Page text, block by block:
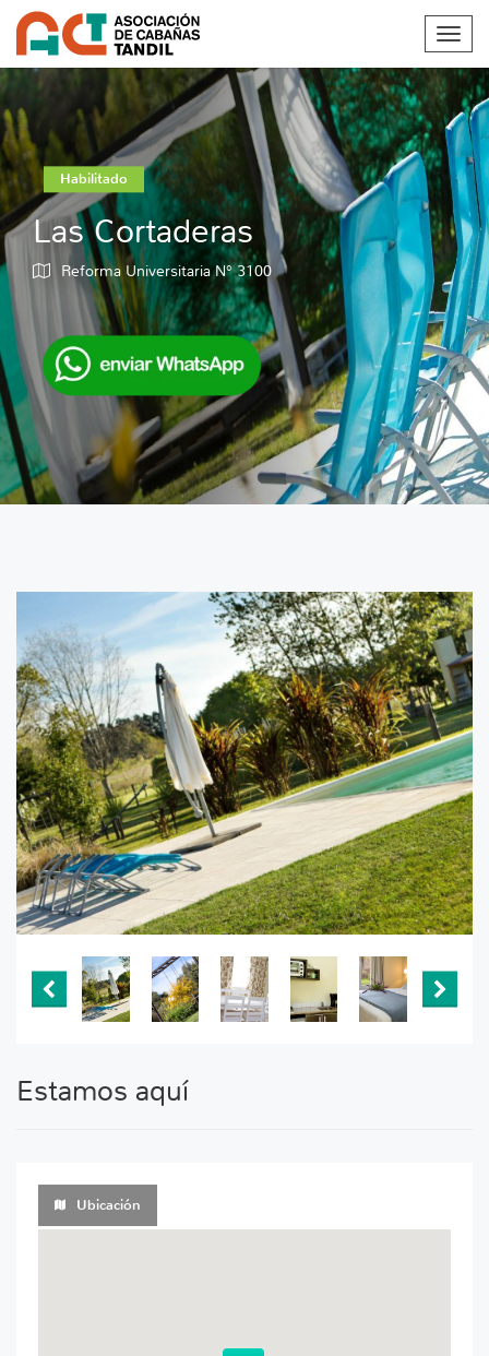
Habilitado
Las Cortaderas
Reforma Universitaria N° 3100
Estamos aquí
Ubicación